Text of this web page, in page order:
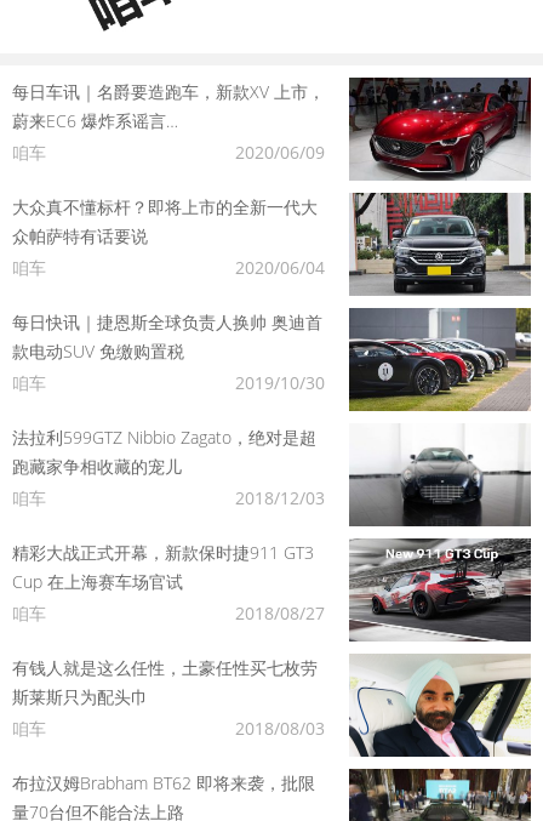
每日车讯｜名爵要造跑车，新款XV 上市，
蔚来EC6 爆炸系谣言…
咱车
2020/06/09
大众真不懂标杆？即将上市的全新一代大
众帕萨特有话要说
咱车
2020/06/04
每日快讯｜捷恩斯全球负责人换帅 奥迪首
款电动SUV 免缴购置税
咱车
2019/10/30
法拉利599GTZ Nibbio Zagato，绝对是超
跑藏家争相收藏的宠儿
咱车
2018/12/03
精彩大战正式开幕，新款保时捷911 GT3
Cup 在上海赛车场官试
咱车
2018/08/27
有钱人就是这么任性，土豪任性买七枚劳
斯莱斯只为配头巾
咱车
2018/08/03
布拉汉姆Brabham BT62 即将来袭，批限
量70台但不能合法上路